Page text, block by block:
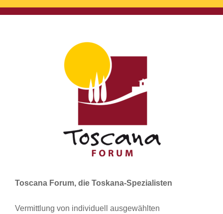
Toscana Forum, die Toskana-Spezialisten
Vermittlung von individuell ausgewählten